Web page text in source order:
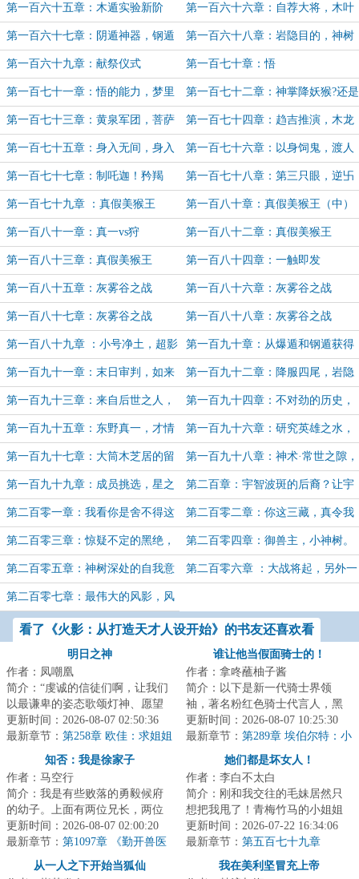
力量，写轮眼进化的魔道与正道。 楼兰！
第一百六十五章：木遁实验新阶
段，泷隐求援。
第一百六十六章：自荐大将，木叶
出兵。
第一百六十七章：阴遁神器，钢遁
显威。
第一百六十八章：岩隐目的，神树
残骸。
第一百六十九章：献祭仪式 第一百七十章：悟
第一百七十一章：悟的能力，梦里
被猴子打的四尾
第一百七十二章：神掌降妖猴?还是
真假美猴王？
第一百七十三章：黄泉军团，菩萨
降魔
第一百七十四章：趋吉推演，木龙
之术。
第一百七十五章：身入无间，身入
极乐
第一百七十六章：以身饲鬼，渡人
渡己（上）
第一百七十七章：制吒迦！矜羯
罗！不动明王！
第一百七十八章：第三只眼，逆卐
之眼
第一百七十九章 ：真假美猴王
（上）
第一百八十章：真假美猴王（中）
第一百八十一章：真一vs狩 第一百八十二章：真假美猴王
（下）
第一百八十三章：真假美猴王
（完）
第一百八十四章：一触即发
第一百八十五章：灰雾谷之战
（上）
第一百八十六章：灰雾谷之战
（中）
第一百八十七章：灰雾谷之战
（下）
第一百八十八章：灰雾谷之战
（完）
第一百八十九章 ：小号净土，超影
级实力
第一百九十章：从爆遁和钢遁获得
的灵感——岩浆拳！
第一百九十一章：末日审判，如来
神掌
第一百九十二章：降服四尾，岩隐
败退
第一百九十三章：来自后世之人，
消失的东野真一
第一百九十四章：不对劲的历史，
不该存在的人
第一百九十五章：东野真一，才情
无双，万古唯一
第一百九十六章：研究英雄之水，
三藏就是芝居？
第一百九十七章：大筒木芝居的留
言和馈赠
第一百九十八章：神术·常世之隙，
壳组织的成立！
第一百九十九章：成员挑选，星之
陨石
第二百章：宇智波斑的后裔？让宇
智波再次伟大！
第二百零一章：我看你是舍不得这
族长之位吧？那我就扎瞎自己的眼
睛！
第二百零二章：你这三藏，真令我
欢喜！
第二百零三章：惊疑不定的黑绝，
僧侣职业的升级。
第二百零四章：御兽主，小神树。
第二百零五章：神树深处的自我意
识，大筒木辉夜真正的士兵。
第二百零六章 ：大战将起，另外一
第二百零七章：最伟大的风影，风
之国的慈母。
看了《火影：从打造天才人设开始》的书友还喜欢看
明日之神
作者：凤嘲凰
简介：“虔诚的信徒们啊，让我们
以最谦卑的姿态歌颂灯神、愿望
之神、奇迹之神、星辰之子、永
恒晨曦、光之...
更新时间：2026-08-07 02:50:36
最新章节： 第258章 欧佳：求姐姐
收收味，别念了
谁让他当假面骑士的！
作者：拿咚蘸柚子酱
简介：以下是新一代骑士界领
袖，著名粉红色骑士代言人，黑
榜投票独断万古假面骑士帝骑先
生，于联邦最不受...
更新时间：2026-08-07 10:25:30
最新章节： 第289章 埃伯尔特：小
年，是时候向齐鲁巴斯展示我们
余家人的羁绊了！
知否：我是徐家子
作者：马空行
简介：我是有些败落的勇毅候府
的幼子。上面有两位兄长，两位
姐姐。因为吃面来到这“吃人”的知
否的世界，...
更新时间：2026-08-07 02:00:20
最新章节： 第1097章 《勤开兽医
经》【拜谢！再拜！欠更59k】
她们都是坏女人！
作者：李白不太白
简介：刚和我交往的毛妹居然只
想把我甩了！青梅竹马的小姐姐
为何把我按在床上？端庄的童年
白月光深夜把我...
更新时间：2026-07-22 16:34:06
最新章节： 第五百七十九章
从一人之下开始当狐仙
我在美利坚冒充上帝